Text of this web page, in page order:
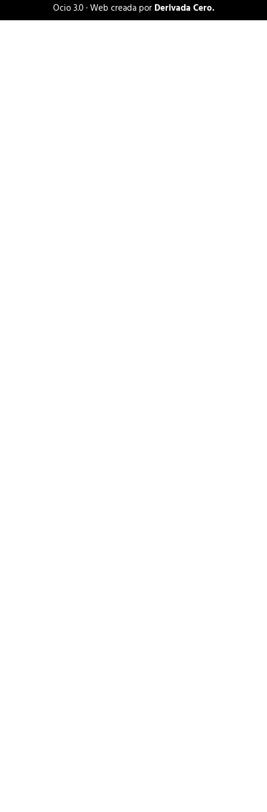
Ocio 3.0 · Web creada por Derivada Cero.